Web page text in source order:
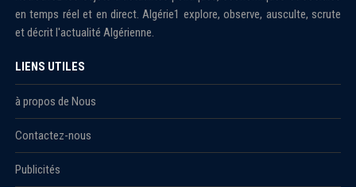
en temps réel et en direct. Algérie1 explore, observe, ausculte, scrute
et décrit l'actualité Algérienne.
LIENS UTILES
à propos de Nous
Contactez-nous
Publicités